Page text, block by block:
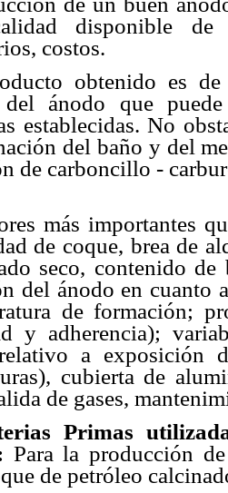
disponible
costos.
obtenido es
del ánodo que
establecidas. No
del baño y del
de carboncillo -
más importantes
de coque, brea de
seco, contenido
del ánodo en cuanto
de formación;
y adherencia);
a exposición
cubierta de
de gases,
Primas
Para la producción
de petróleo